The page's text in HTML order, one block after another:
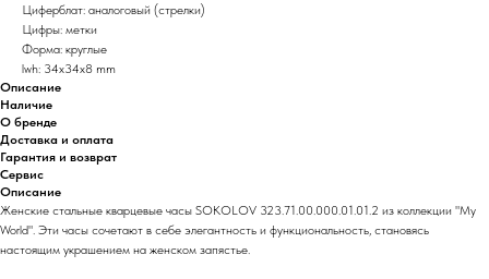
Циферблат: аналоговый (стрелки)
Цифры: метки
Форма: круглые
lwh: 34x34x8 mm
Описание
Наличие
О бренде
Доставка и оплата
Гарантия и возврат
Сервис
Описание
Женские стальные кварцевые часы SOKOLOV 323.71.00.000.01.01.2 из коллекции "My
World". Эти часы сочетают в себе элегантность и функциональность, становясь
настоящим украшением на женском запястье.